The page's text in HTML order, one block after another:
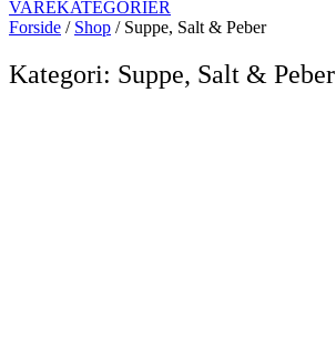
VAREKATEGORIER
Forside / Shop / Suppe, Salt & Peber
Kategori: Suppe, Salt & Peber